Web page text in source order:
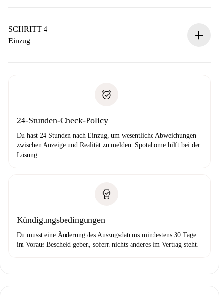
stellen den Kontakt her.
Wenn der Vermieter ablehnen muss, entstehen keine
SCHRITT 4
Einzug
24-Stunden-Check-Policy
Du hast 24 Stunden nach Einzug, um wesentliche Abweichungen
zwischen Anzeige und Realität zu melden. Spotahome hilft bei der
Lösung.
Kündigungsbedingungen
Du musst eine Änderung des Auszugsdatums mindestens 30 Tage
im Voraus Bescheid geben, sofern nichts anderes im Vertrag steht.